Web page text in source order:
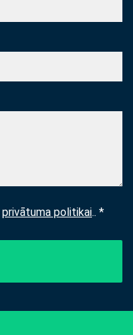
privātuma politikai.. *